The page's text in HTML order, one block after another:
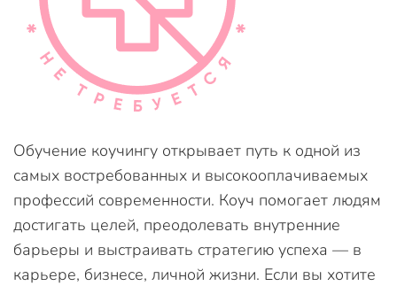
Обучение коучингу открывает путь к одной из
самых востребованных и высокооплачиваемых
профессий современности. Коуч помогает людям
достигать целей, преодолевать внутренние
барьеры и выстраивать стратегию успеха — в
карьере, бизнесе, личной жизни. Если вы хотите